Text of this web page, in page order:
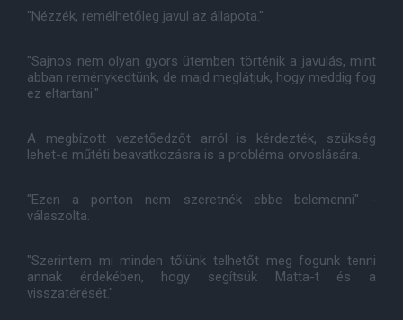
"Nézzék, remélhetőleg javul az állapota."
"Sajnos nem olyan gyors ütemben történik a javulás, mint
abban reménykedtünk, de majd meglátjuk, hogy meddig fog
ez eltartani."
A megbízott vezetőedzőt arról is kérdezték, szükség
lehet-e műtéti beavatkozásra is a probléma orvoslására.
"Ezen a ponton nem szeretnék ebbe belemenni" -
válaszolta.
"Szerintem mi minden tőlünk telhetőt meg fogunk tenni
annak érdekében, hogy segítsük Matta-t és a
visszatérését."